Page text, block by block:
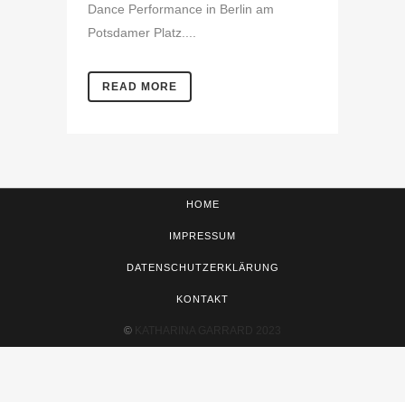
Dance Performance in Berlin am
Potsdamer Platz....
READ MORE
HOME
IMPRESSUM
DATENSCHUTZERKLÄRUNG
KONTAKT
©